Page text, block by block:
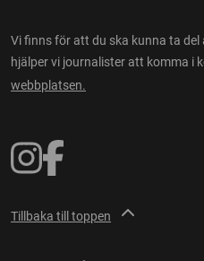
Vi finns för att du ska kunna ta
hjälper vi journalister att komma i
webbplatsen.
Tillbaka till toppen